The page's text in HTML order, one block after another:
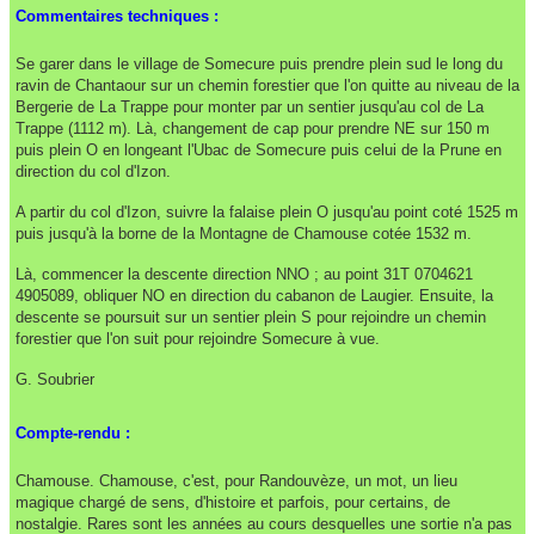
Commentaires techniques :
Se garer dans le village de Somecure puis prendre plein sud le long du
ravin de Chantaour sur un chemin forestier que l'on quitte au niveau de la
Bergerie de La Trappe pour monter par un sentier jusqu'au col de La
Trappe (1112 m). Là, changement de cap pour prendre NE sur 150 m
puis plein O en longeant l'Ubac de Somecure puis celui de la Prune en
direction du col d'Izon.
A partir du col d'Izon, suivre la falaise plein O jusqu'au point coté 1525 m
puis jusqu'à la borne de la Montagne de Chamouse cotée 1532 m.
Là, commencer la descente direction NNO ; au point 31T 0704621
4905089, obliquer NO en direction du cabanon de Laugier. Ensuite, la
descente se poursuit sur un sentier plein S pour rejoindre un chemin
forestier que l'on suit pour rejoindre Somecure à vue.
G. Soubrier
Compte-rendu :
Chamouse. Chamouse, c'est, pour Randouvèze, un mot, un lieu
magique chargé de sens, d'histoire et parfois, pour certains, de
nostalgie. Rares sont les années au cours desquelles une sortie n'a pas